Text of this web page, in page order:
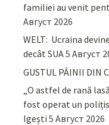
familiei au venit
Август 2026
WELT: Ucraina
decât SUA5 Август
GUSTUL PÂINII DIN
„O astfel de rană
fost operat un
Igești 5 Август 2026